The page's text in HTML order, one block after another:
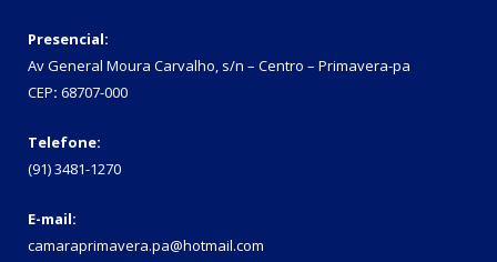
Presencial:
Av General Moura Carvalho, s/n – Centro – Primavera-pa
CEP: 68707-000
Telefone:
(91) 3481-1270
E-mail:
camaraprimavera.pa@hotmail.com